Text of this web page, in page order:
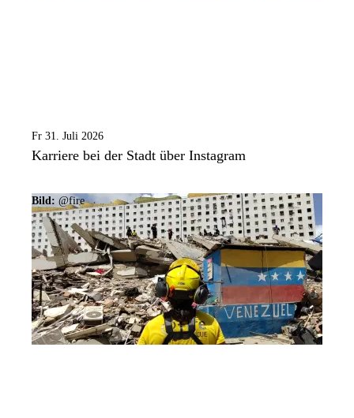
Fr 31. Juli 2026
Karriere bei der Stadt über Instagram
Bild: @fire